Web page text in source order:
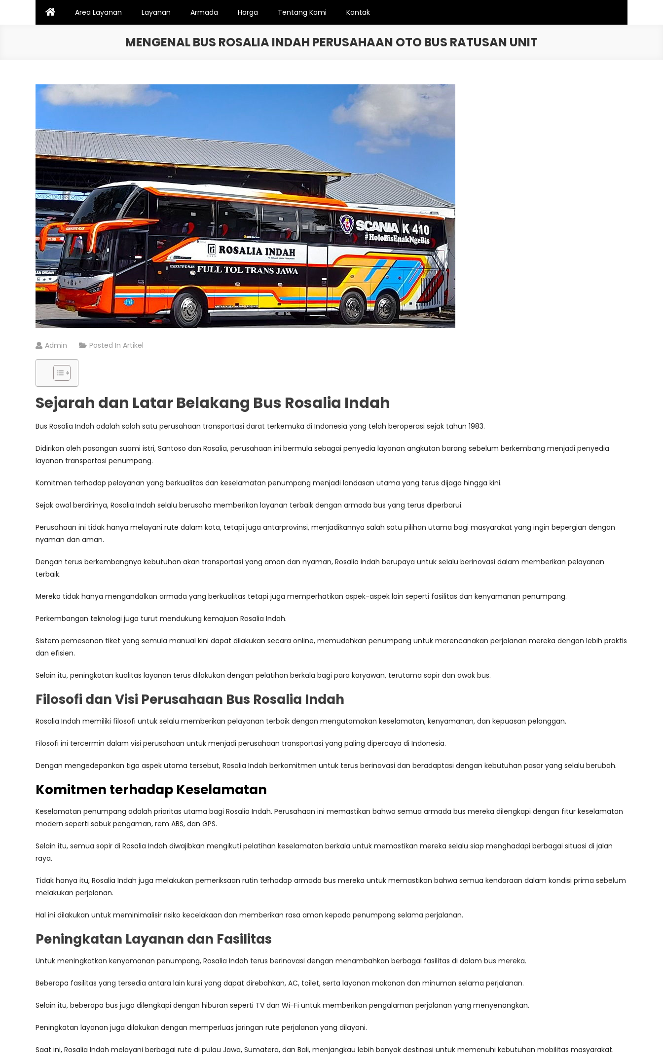
Area Layanan Layanan Armada Harga Tentang Kami Kontak
MENGENAL BUS ROSALIA INDAH PERUSAHAAN OTO BUS RATUSAN UNIT
Admin Posted In Artikel
Sejarah dan Latar Belakang Bus Rosalia Indah
Bus Rosalia Indah adalah salah satu perusahaan transportasi darat terkemuka di Indonesia yang telah beroperasi sejak tahun 1983.
Didirikan oleh pasangan suami istri, Santoso dan Rosalia, perusahaan ini bermula sebagai penyedia layanan angkutan barang sebelum berkembang menjadi penyedia
layanan transportasi penumpang.
Komitmen terhadap pelayanan yang berkualitas dan keselamatan penumpang menjadi landasan utama yang terus dijaga hingga kini.
Sejak awal berdirinya, Rosalia Indah selalu berusaha memberikan layanan terbaik dengan armada bus yang terus diperbarui.
Perusahaan ini tidak hanya melayani rute dalam kota, tetapi juga antarprovinsi, menjadikannya salah satu pilihan utama bagi masyarakat yang ingin bepergian dengan
nyaman dan aman.
Dengan terus berkembangnya kebutuhan akan transportasi yang aman dan nyaman, Rosalia Indah berupaya untuk selalu berinovasi dalam memberikan pelayanan
terbaik.
Mereka tidak hanya mengandalkan armada yang berkualitas tetapi juga memperhatikan aspek-aspek lain seperti fasilitas dan kenyamanan penumpang.
Perkembangan teknologi juga turut mendukung kemajuan Rosalia Indah.
Sistem pemesanan tiket yang semula manual kini dapat dilakukan secara online, memudahkan penumpang untuk merencanakan perjalanan mereka dengan lebih praktis
dan efisien.
Selain itu, peningkatan kualitas layanan terus dilakukan dengan pelatihan berkala bagi para karyawan, terutama sopir dan awak bus.
Filosofi dan Visi Perusahaan Bus Rosalia Indah
Rosalia Indah memiliki filosofi untuk selalu memberikan pelayanan terbaik dengan mengutamakan keselamatan, kenyamanan, dan kepuasan pelanggan.
Filosofi ini tercermin dalam visi perusahaan untuk menjadi perusahaan transportasi yang paling dipercaya di Indonesia.
Dengan mengedepankan tiga aspek utama tersebut, Rosalia Indah berkomitmen untuk terus berinovasi dan beradaptasi dengan kebutuhan pasar yang selalu berubah.
Komitmen terhadap Keselamatan
Keselamatan penumpang adalah prioritas utama bagi Rosalia Indah. Perusahaan ini memastikan bahwa semua armada bus mereka dilengkapi dengan fitur keselamatan
modern seperti sabuk pengaman, rem ABS, dan GPS.
Selain itu, semua sopir di Rosalia Indah diwajibkan mengikuti pelatihan keselamatan berkala untuk memastikan mereka selalu siap menghadapi berbagai situasi di jalan
raya.
Tidak hanya itu, Rosalia Indah juga melakukan pemeriksaan rutin terhadap armada bus mereka untuk memastikan bahwa semua kendaraan dalam kondisi prima sebelum
melakukan perjalanan.
Hal ini dilakukan untuk meminimalisir risiko kecelakaan dan memberikan rasa aman kepada penumpang selama perjalanan.
Peningkatan Layanan dan Fasilitas
Untuk meningkatkan kenyamanan penumpang, Rosalia Indah terus berinovasi dengan menambahkan berbagai fasilitas di dalam bus mereka.
Beberapa fasilitas yang tersedia antara lain kursi yang dapat direbahkan, AC, toilet, serta layanan makanan dan minuman selama perjalanan.
Selain itu, beberapa bus juga dilengkapi dengan hiburan seperti TV dan Wi-Fi untuk memberikan pengalaman perjalanan yang menyenangkan.
Peningkatan layanan juga dilakukan dengan memperluas jaringan rute perjalanan yang dilayani.
Saat ini, Rosalia Indah melayani berbagai rute di pulau Jawa, Sumatera, dan Bali, menjangkau lebih banyak destinasi untuk memenuhi kebutuhan mobilitas masyarakat.